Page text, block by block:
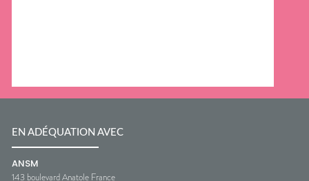
EN ADÉQUATION AVEC
ANSM
143 boulevard Anatole France